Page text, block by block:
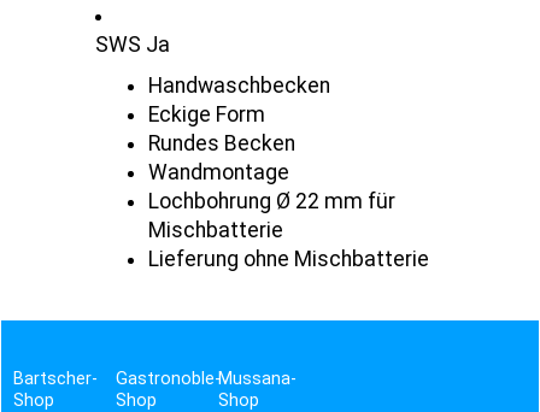
SWS Ja
Handwaschbecken
Eckige Form
Rundes Becken
Wandmontage
Lochbohrung Ø 22 mm für
Mischbatterie
Lieferung ohne Mischbatterie
Bartscher-
Shop
Gastronoble-
Shop
Mussana-
Shop